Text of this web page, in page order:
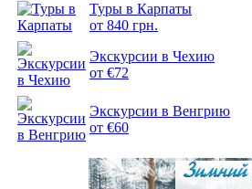
Туры в Карпаты
от 840 грн.
Экскурсии в Чехию
от €72
Экскурсии в Венгрию
от €60